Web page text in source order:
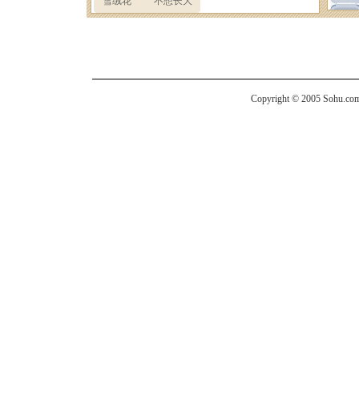
Copyright © 2005